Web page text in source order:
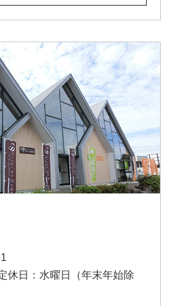
日：水曜日（年末年始除